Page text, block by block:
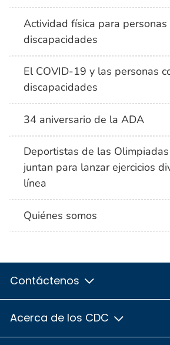
Actividad física para personas
discapacidades
El COVID-19 y las personas
discapacidades
34 aniversario de la ADA
Deportistas de las
juntan para lanzar ejercicios
línea
Quiénes somos
Contáctenos
Acerca de los CDC